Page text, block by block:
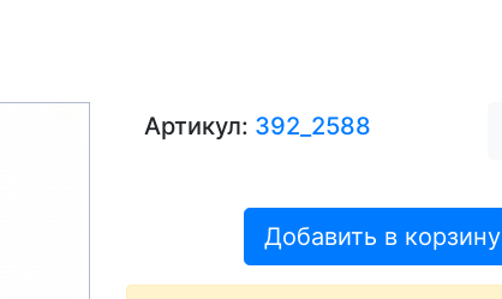
Артикул: 392_2588
Добавить в корзину